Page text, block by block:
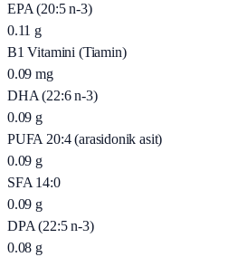
EPA (20:5 n-3)
0.11 g
B1 Vitamini (Tiamin)
0.09 mg
DHA (22:6 n-3)
0.09 g
PUFA 20:4 (arasidonik asit)
0.09 g
SFA 14:0
0.09 g
DPA (22:5 n-3)
0.08 g